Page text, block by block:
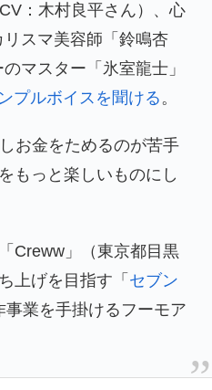
：木村良平さん）、心
スマ美容師「鈴鳴杏
マスター「氷室龍士」
プルボイスを聞ける。
お金をためるのが苦手
もっと楽しいものにし
Creww」（東京都目黒
上げを目指す「 セブン
事業を手掛けるフーモア